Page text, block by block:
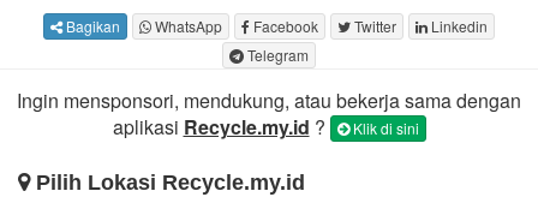
Bagikan WhatsApp Facebook Twitter
Linkedin
Telegram
Ingin mensponsori, mendukung, atau bekerja sama dengan
aplikasi Recycle.my.id ? Klik di sini
Pilih Lokasi Recycle.my.id